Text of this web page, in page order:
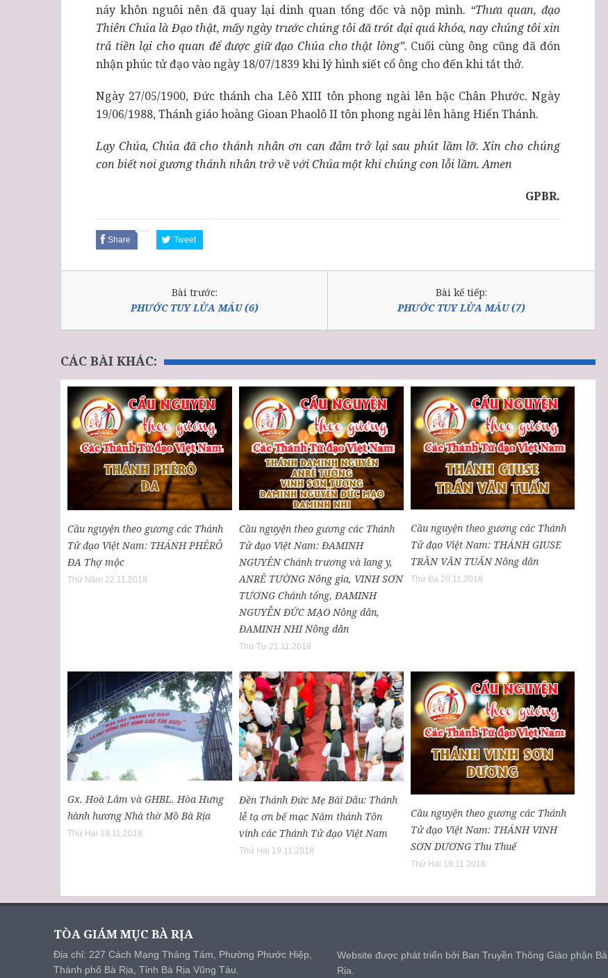
náy khôn nguôi nên đã quay lại dinh quan tổng đốc và nộp mình. “Thưa quan, đạo
Thiên Chúa là Đạo thật, mấy ngày trước chúng tôi đã trót dại quá khóa, nay chúng tôi xin
trả tiền lại cho quan để được giữ đạo Chúa cho thật lòng”. Cuối cùng ông cũng đã đón
nhận phúc tử đạo vào ngày 18/07/1839 khi lý hình siết cổ ông cho đến khi tắt thở.
Ngày 27/05/1900, Đức thánh cha Lêô XIII tôn phong ngài lên bậc Chân Phước. Ngày
19/06/1988, Thánh giáo hoàng Gioan Phaolô II tôn phong ngài lên hàng Hiển Thánh.
Lạy Chúa, Chúa đã cho thánh nhân ơn can đảm trở lại sau phút lầm lỡ. Xin cho chúng
con biết noi gương thánh nhân trở về với Chúa một khi chúng con lỗi lầm.Amen
GPBR.
Share Tweet
Bài trước:
PHƯỚC TUY LỬA MÁU (6)
Bài kế tiếp:
PHƯỚC TUY LỬA MÁU (7)
CÁC BÀI KHÁC:
Cầu nguyện theo gương các Thánh
Tử đạo Việt Nam: THÁNH PHÊRÔ
ĐA Thợ mộc
Thứ Năm 22.11.2018
Cầu nguyện theo gương các Thánh
Tử đạo Việt Nam: ĐAMINH
NGUYÊN Chánh trương và lang y,
ANRÊ TƯỜNG Nông gia, VINH SƠN
TƯƠNG Chánh tổng, ĐAMINH
NGUYỄN ĐỨC MẠO Nông dân,
ĐAMINH NHI Nông dân
Thứ Tư 21.11.2018
Cầu nguyện theo gương các Thánh
Tử đạo Việt Nam: THÁNH GIUSE
TRẦN VĂN TUẤN Nông dân
Thứ Ba 20.11.2018
Gx. Hoà Lâm và GHBL. Hòa Hưng
hành hương Nhà thờ Mồ Bà Rịa
Thứ Hai 19.11.2018
Đền Thánh Đức Mẹ Bãi Dâu: Thánh
lễ tạ ơn bế mạc Năm thánh Tôn
vinh các Thánh Tử đạo Việt Nam
Thứ Hai 19.11.2018
Cầu nguyện theo gương các Thánh
Tử đạo Việt Nam: THÁNH VINH
SƠN DƯƠNG Thu Thuế
Thứ Hai 19.11.2018
TÒA GIÁM MỤC BÀ RỊA
Địa chỉ: 227 Cách Mạng Tháng Tám, Phường Phước Hiệp,
Thành phố Bà Rịa, Tỉnh Bà Rịa Vũng Tàu.
Website được phát triển bởi Ban Truyền Thông Giáo phận Bà
Rịa.